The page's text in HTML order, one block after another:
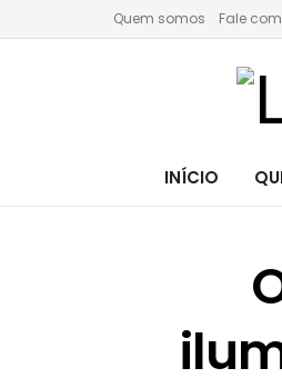
Quem somos Fale
INÍCIO